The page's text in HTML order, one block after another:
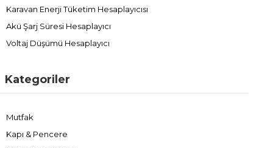
Karavan Enerji Tüketim Hesaplayıcısı
Akü Şarj Süresi Hesaplayıcı
Voltaj Düşümü Hesaplayıcı
Kategoriler
Mutfak
Kapı & Pencere